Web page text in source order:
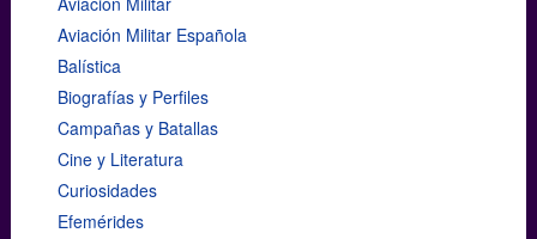
Aviación Militar Española
Balística
Biografías y Perfiles
Campañas y Batallas
Cine y Literatura
Curiosidades
Efemérides